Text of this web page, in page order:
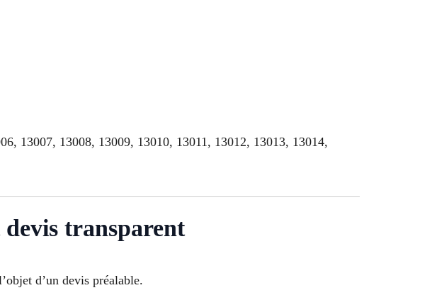
13007, 13008, 13009, 13010, 13011, 13012, 13013, 13014,
transparent
d’un devis préalable.